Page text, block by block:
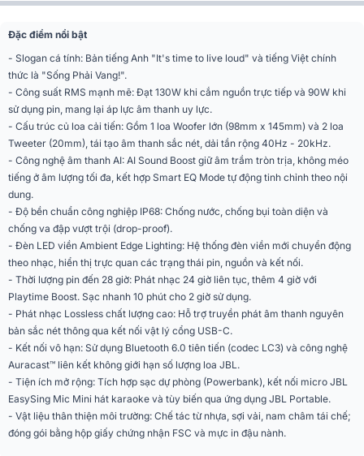
Cổng kết nối
Ứng dụng điều khiển
trên điện thoại
JBL Portable
Phân khúc Tiêu chuẩn
Hệ thống màng loa
loa tweeter 20mm
Công suất định mức
(AC Mode - Cắm
nguồn)
130W RMS (1 x 90W RMS woofer
và 2 x 20W RMS tweeter)
Công suất định mức
(Battery Mode - Dùng
pin)
90W RMS (1 x 60W RMS woofer
và 2 x 15W RMS tweeter)
Dải tần số đáp ứng 40 Hz - 20 kHz
Tỉ lệ tín hiệu trên nhiễu
(SNR)
Lớn hơn 80 dB
Pin Li-ion polymer 68Wh (Tương
Đặc điểm nổi bật
- Slogan cá tính: Bản tiếng Anh "It's time to live loud" và tiếng Việt chính
thức là "Sống Phải Vang!".
- Công suất RMS mạnh mẽ: Đạt 130W khi cắm nguồn trực tiếp và 90W khi
sử dụng pin, mang lại áp lực âm thanh uy lực.
- Cấu trúc củ loa cải tiến: Gồm 1 loa Woofer lớn (98mm x 145mm) và 2 loa
Tweeter (20mm), tái tạo âm thanh sắc nét, dải tần rộng 40Hz - 20kHz.
- Công nghệ âm thanh AI: AI Sound Boost giữ âm trầm tròn trịa, không méo
tiếng ở âm lượng tối đa, kết hợp Smart EQ Mode tự động tinh chỉnh theo nội
dung.
- Độ bền chuẩn công nghiệp IP68: Chống nước, chống bụi toàn diện và
chống va đập vượt trội (drop-proof).
- Đèn LED viền Ambient Edge Lighting: Hệ thống đèn viền mới chuyển động
theo nhạc, hiển thị trực quan các trạng thái pin, nguồn và kết nối.
- Thời lượng pin đến 28 giờ: Phát nhạc 24 giờ liên tục, thêm 4 giờ với
Playtime Boost. Sạc nhanh 10 phút cho 2 giờ sử dụng.
- Phát nhạc Lossless chất lượng cao: Hỗ trợ truyền phát âm thanh nguyên
bản sắc nét thông qua kết nối vật lý cổng USB-C.
- Kết nối vô hạn: Sử dụng Bluetooth 6.0 tiên tiến (codec LC3) và công nghệ
Auracast™ liên kết không giới hạn số lượng loa JBL.
- Tiện ích mở rộng: Tích hợp sạc dự phòng (Powerbank), kết nối micro JBL
EasySing Mic Mini hát karaoke và tùy biến qua ứng dụng JBL Portable.
- Vật liệu thân thiện môi trường: Chế tác từ nhựa, sợi vải, nam châm tái chế;
đóng gói bằng hộp giấy chứng nhận FSC và mực in đậu nành.